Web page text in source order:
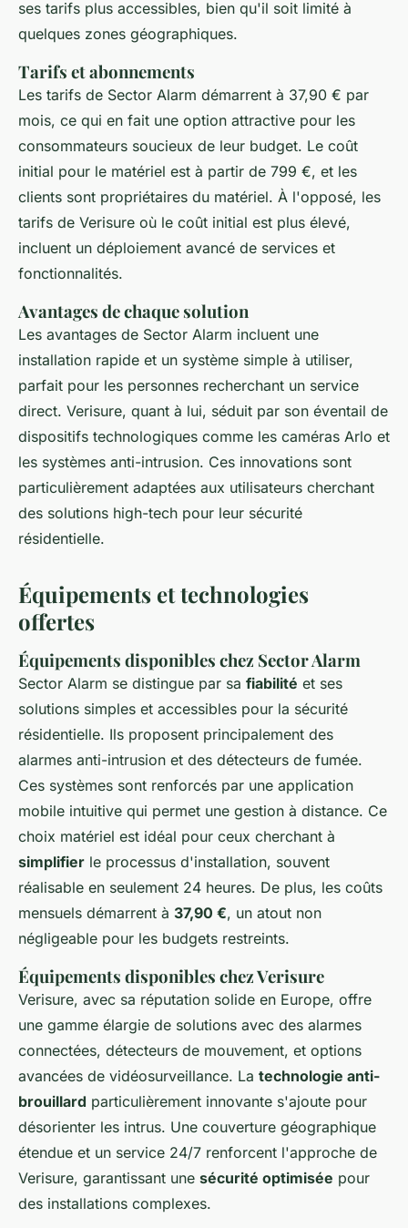
ses tarifs plus accessibles, bien qu'il soit limité à
quelques zones géographiques.
Tarifs et abonnements
Les tarifs de Sector Alarm démarrent à 37,90 € par
mois, ce qui en fait une option attractive pour les
consommateurs soucieux de leur budget. Le coût
initial pour le matériel est à partir de 799 €, et les
clients sont propriétaires du matériel. À l'opposé, les
tarifs de Verisure où le coût initial est plus élevé,
incluent un déploiement avancé de services et
fonctionnalités.
Avantages de chaque solution
Les avantages de Sector Alarm incluent une
installation rapide et un système simple à utiliser,
parfait pour les personnes recherchant un service
direct. Verisure, quant à lui, séduit par son éventail de
dispositifs technologiques comme les caméras Arlo et
les systèmes anti-intrusion. Ces innovations sont
particulièrement adaptées aux utilisateurs cherchant
des solutions high-tech pour leur sécurité
résidentielle.
Équipements et technologies
offertes
Équipements disponibles chez Sector Alarm
Sector Alarm se distingue par sa fiabilité et ses
solutions simples et accessibles pour la sécurité
résidentielle. Ils proposent principalement des
alarmes anti-intrusion et des détecteurs de fumée.
Ces systèmes sont renforcés par une application
mobile intuitive qui permet une gestion à distance. Ce
choix matériel est idéal pour ceux cherchant à
simplifier le processus d'installation, souvent
réalisable en seulement 24 heures. De plus, les coûts
mensuels démarrent à 37,90 €, un atout non
négligeable pour les budgets restreints.
Équipements disponibles chez Verisure
Verisure, avec sa réputation solide en Europe, offre
une gamme élargie de solutions avec des alarmes
connectées, détecteurs de mouvement, et options
avancées de vidéosurveillance. La technologie anti-
brouillard particulièrement innovante s'ajoute pour
désorienter les intrus. Une couverture géographique
étendue et un service 24/7 renforcent l'approche de
Verisure, garantissant une sécurité optimisée pour
des installations complexes.